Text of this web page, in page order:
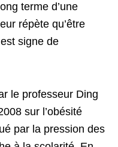
terme d’une
répète qu’être
signe de
le professeur Ding
sur l’obésité
par la pression des